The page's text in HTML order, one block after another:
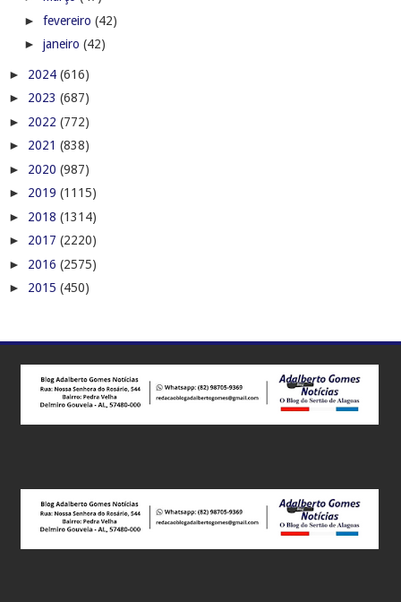
► fevereiro (42)
► janeiro (42)
► 2024 (616)
► 2023 (687)
► 2022 (772)
► 2021 (838)
► 2020 (987)
► 2019 (1115)
► 2018 (1314)
► 2017 (2220)
► 2016 (2575)
► 2015 (450)